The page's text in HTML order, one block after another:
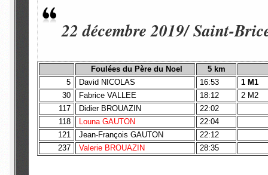
22 décembre 2019/ Saint-
Foulées du Père du Noel
5 km
5
David NICOLAS 16:53
1 M1
30
Fabrice VALLEE 18:12
2 M2
117
Didier BROUAZIN
22:02
118
Louna GAUTON
22:04
121
Jean-François GAUTON
22:12
237
Valerie BROUAZIN 28:35